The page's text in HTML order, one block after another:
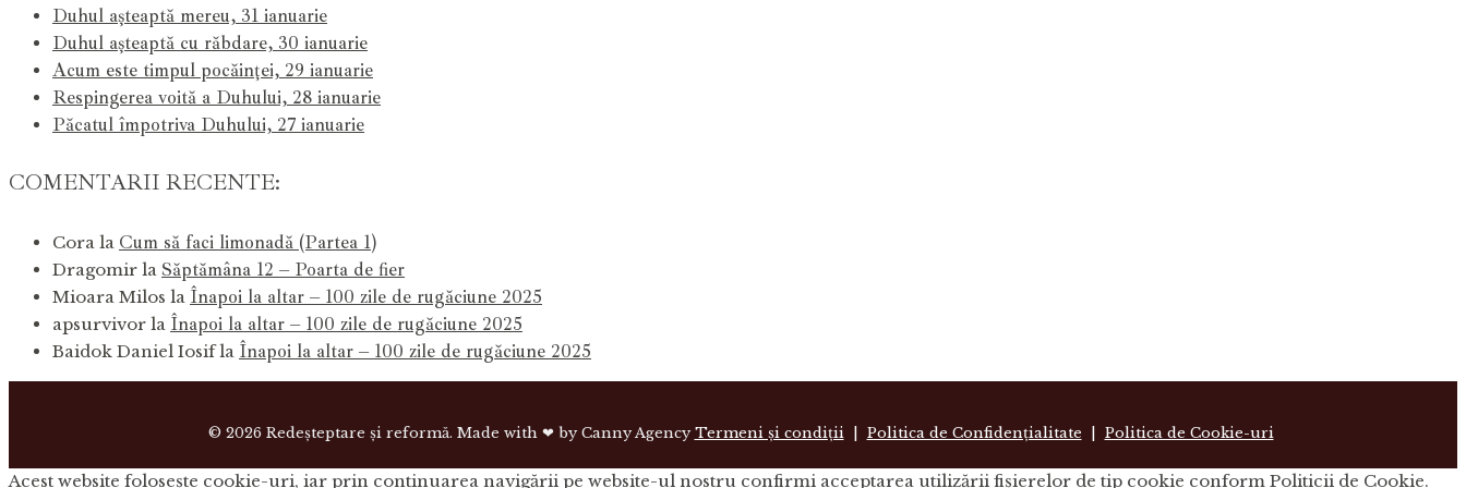
Duhul așteaptă mereu, 31 ianuarie
Duhul așteaptă cu răbdare, 30 ianuarie
Acum este timpul pocăinței, 29 ianuarie
Respingerea voită a Duhului, 28 ianuarie
Păcatul împotriva Duhului, 27 ianuarie
COMENTARII RECENTE:
Cora la Cum să faci limonadă (Partea 1)
Dragomir la Săptămâna 12 – Poarta de fier
Mioara Milos la Înapoi la altar – 100 zile de rugăciune 2025
apsurvivor la Înapoi la altar – 100 zile de rugăciune 2025
Baidok Daniel Iosifla Înapoi la altar – 100 zile de rugăciune 2025
© 2026 Redeşteptare şi reformă. Made with ❤ by Canny AgencyTermeni și condiții| Politica de Confidențialitate Politica de Cookie-uri
Acest website foloseşte cookie-uri, iar prin continuarea navigării pe website-ul nostru confirmi acceptarea utilizării fişierelor de tip cookie conform Politicii de Cookie.